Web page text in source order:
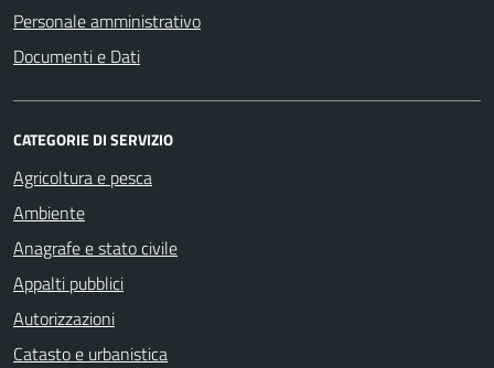
Personale amministrativo
Documenti e Dati
CATEGORIE DI SERVIZIO
Agricoltura e pesca
Ambiente
Anagrafe e stato civile
Appalti pubblici
Autorizzazioni
Catasto e urbanistica